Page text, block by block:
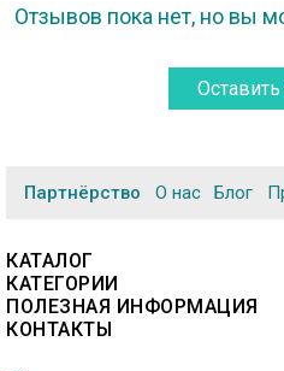
Отзывов пока нет, но вы
Партнёрство О нас Блог
КАТАЛОГ
КАТЕГОРИИ
ПОЛЕЗНАЯ ИНФОРМАЦИЯ
КОНТАКТЫ